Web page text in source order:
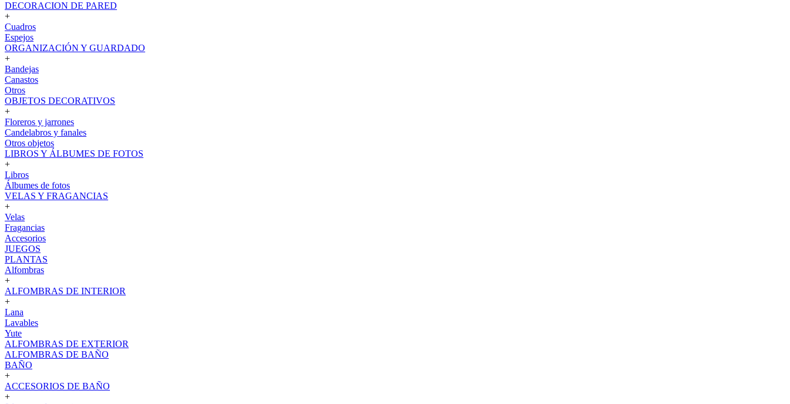
DECORACION DE PARED
+
Cuadros
Espejos
ORGANIZACIÓN Y GUARDADO
+
Bandejas
Canastos
Otros
OBJETOS DECORATIVOS
+
Floreros y jarrones
Candelabros y fanales
Otros objetos
LIBROS Y ÁLBUMES DE FOTOS
+
Libros
Álbumes de fotos
VELAS Y FRAGANCIAS
+
Velas
Fragancias
Accesorios
JUEGOS
PLANTAS
Alfombras
+
ALFOMBRAS DE INTERIOR
+
Lana
Lavables
Yute
ALFOMBRAS DE EXTERIOR
ALFOMBRAS DE BAÑO
BAÑO
+
ACCESORIOS DE BAÑO
+